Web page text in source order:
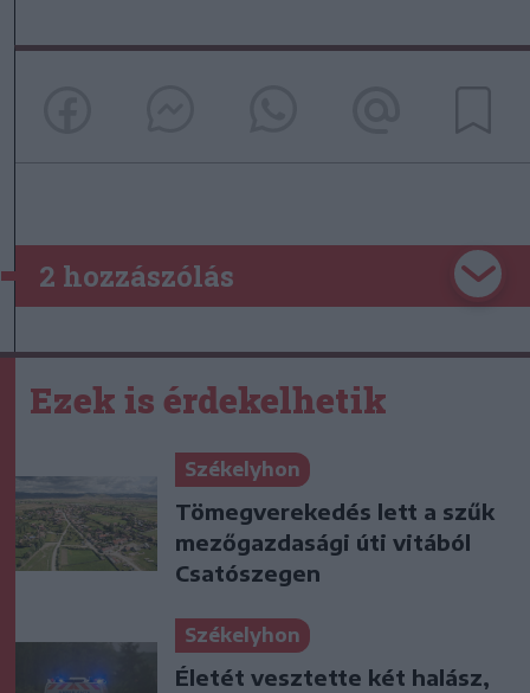
2 hozzászólás
Ezek is érdekelhetik
Székelyhon
Tömegverekedés lett a szűk
mezőgazdasági úti vitából
Csatószegen
Székelyhon
Életét vesztette két halász,